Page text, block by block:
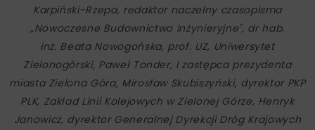
Karpiński-Rzepa, redaktor naczelny czasopisma
„Nowoczesne Budownictwo Inżynieryjne", dr hab.
inż. Beata Nowogońska, prof. UZ, Uniwersytet
Zielonogórski, Paweł Tonder, I zastępca prezydenta
miasta Zielona Góra, Mirosław Skubiszyński, dyrektor PKP
PLK, Zakład Linii Kolejowych w Zielonej Górze, Henryk
Janowicz, dyrektor Generalnej Dyrekcji Dróg Krajowych